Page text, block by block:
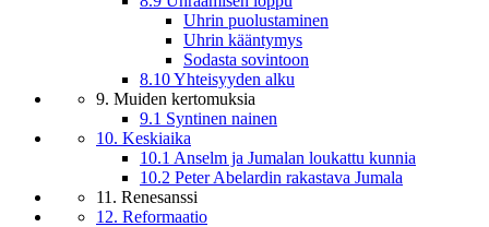
Uhrin puolustaminen
Uhrin kääntymys
Sodasta sovintoon
8.10 Yhteisyyden alku
9. Muiden kertomuksia
9.1 Syntinen nainen
10. Keskiaika
10.1 Anselm ja Jumalan loukattu kunnia
10.2 Peter Abelardin rakastava Jumala
11. Renesanssi
12. Reformaatio